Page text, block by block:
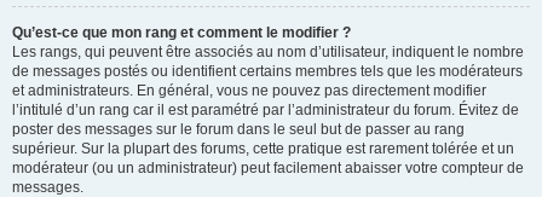
Qu’est-ce que mon rang et comment le modifier ?
Les rangs, qui peuvent être associés au nom d’utilisateur, indiquent le nombre
de messages postés ou identifient certains membres tels que les modérateurs
et administrateurs. En général, vous ne pouvez pas directement modifier
l’intitulé d’un rang car il est paramétré par l’administrateur du forum. Évitez de
poster des messages sur le forum dans le seul but de passer au rang
supérieur. Sur la plupart des forums, cette pratique est rarement tolérée et un
modérateur (ou un administrateur) peut facilement abaisser votre compteur de
messages.